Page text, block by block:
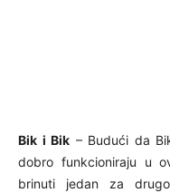
Bik i Bik – Budući da
dobro funkcioniraju u
brinuti jedan za